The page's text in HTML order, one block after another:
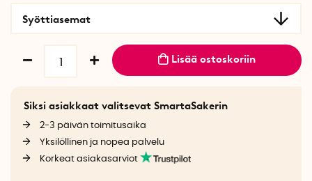
Syöttiasemat
Lisää ostoskoriin
Siksi asiakkaat valitsevat SmartaSakerin
2-3 päivän toimitusaika
Yksilöllinen ja nopea palvelu
Korkeat asiakasarviot